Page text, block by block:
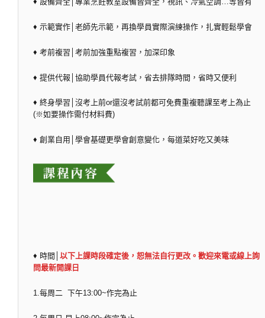
♦ 示範實作│老師先示範，再換學員實際演練操作，扎實輕鬆學會
♦ 考前複習│考前加強重點複習，加深印象
♦ 提供代報│協助學員代報考試，省去排隊時間，省時又便利
♦ 終身學習│沒考上前or還沒考試前都可免費重複聽課至考上為止
(※如要操作需付材料費)
♦ 創業自用│學會基礎更學會創意變化，每道菜好吃又美味
♦ 時間│ 以下上課時段確定後，恕無法自行更改。歡迎來電或線上詢
問最新開課日
1.每周二 下午13:00~作完為止